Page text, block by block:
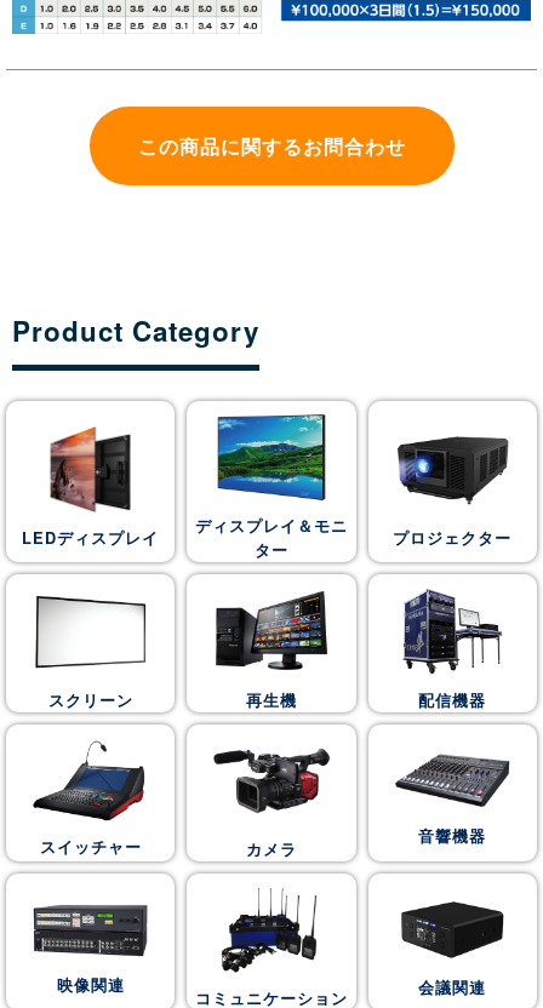
この商品に関するお問合わせ
Product Category
LEDディスプレイ
ディスプレイ＆モニ
ター
プロジェクター
スクリーン 再生機 配信機器
スイッチャー カメラ
音響機器
映像関連
コミュニケーション 会議関連